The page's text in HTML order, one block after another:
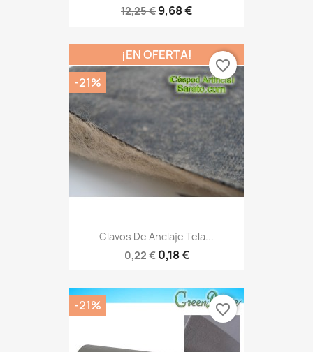
12,25 € 9,68 €
Clavos De Anclaje Tela...
0,22 € 0,18 €
¡EN OFERTA!
-21%
favorite_border
-21% favorite_border